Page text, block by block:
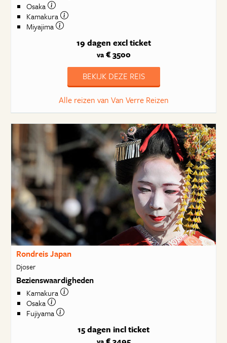
Osaka
Kamakura
Miyajima
19 dagen excl ticket
va€ 3500
BEKIJK DEZE REIS
Alle reizen van Van Verre Reizen
Rondreis Japan
Djoser
Bezienswaardigheden
Kamakura
Osaka
Fujiyama
15 dagen incl ticket